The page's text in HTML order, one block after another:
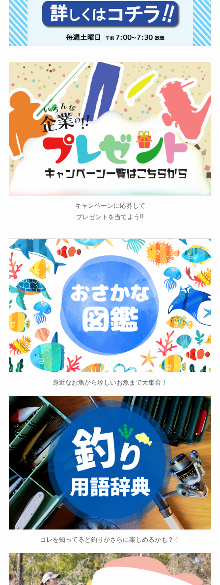
キャンペーンに応募して
プレゼントを当てよう!!
身近なお魚から珍しいお魚まで大集合！
コレを知ってると釣りがさらに楽しめるかも？！